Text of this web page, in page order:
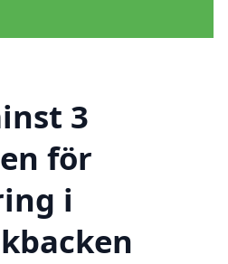
3
för
i